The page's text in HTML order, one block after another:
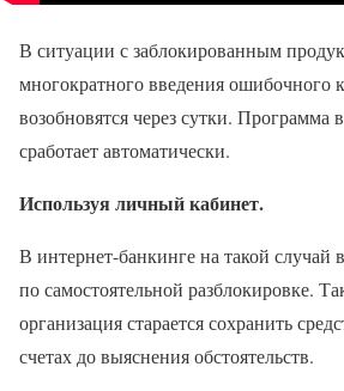
В ситуации с заблокированным
многократного введения ошибочного
возобновятся через сутки. Программа
сработает автоматически.
Используя личный кабинет.
В интернет-банкинге на такой случай
по самостоятельной разблокировке.
организация старается сохранить
счетах до выяснения обстоятельств.